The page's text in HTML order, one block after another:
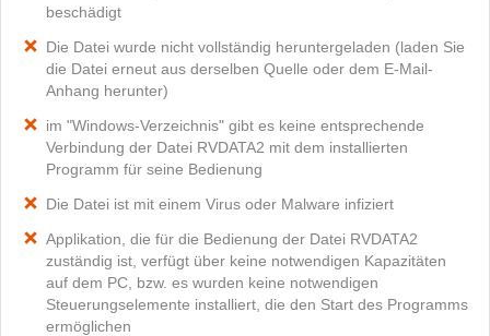
beschädigt
Die Datei wurde nicht vollständig heruntergeladen (laden Sie
die Datei erneut aus derselben Quelle oder dem E-Mail-
Anhang herunter)
im "Windows-Verzeichnis" gibt es keine entsprechende
Verbindung der Datei RVDATA2 mit dem installierten
Programm für seine Bedienung
Die Datei ist mit einem Virus oder Malware infiziert
Applikation, die für die Bedienung der Datei RVDATA2
zuständig ist, verfügt über keine notwendigen Kapazitäten
auf dem PC, bzw. es wurden keine notwendigen
Steuerungselemente installiert, die den Start des Programms
ermöglichen